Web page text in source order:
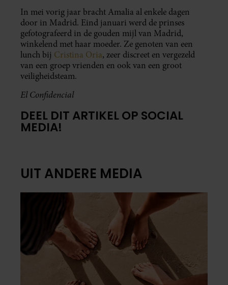
In mei vorig jaar bracht Amalia al enkele dagen
door in Madrid. Eind januari werd de prinses
gefotografeerd in de gouden mijl van Madrid,
winkelend met haar moeder. Ze genoten van een
lunch bij Cristina Oria, zeer discreet en vergezeld
van een groep vrienden en ook van een groot
veiligheidsteam.
El Confidencial
DEEL DIT ARTIKEL OP SOCIAL
MEDIA!
UIT ANDERE MEDIA